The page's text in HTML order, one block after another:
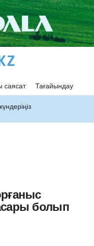
саясат Тағайындау
болып